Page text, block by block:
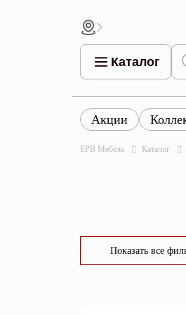
Каталог
Все товары
Комоды
Акции
БРВ Мебель Каталог
Показать все